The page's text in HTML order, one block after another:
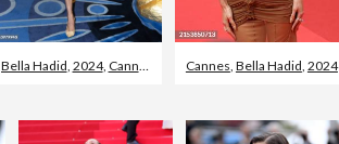
Bella Hadid 2024, Cannes Cannes Bella Hadid 2024